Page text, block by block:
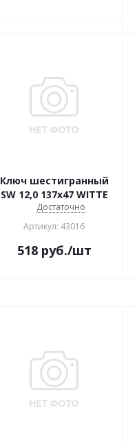
Ключ шестигранный
SW 12,0 137х47 WITTE
Достаточно
Артикул: 43016
518руб./шт